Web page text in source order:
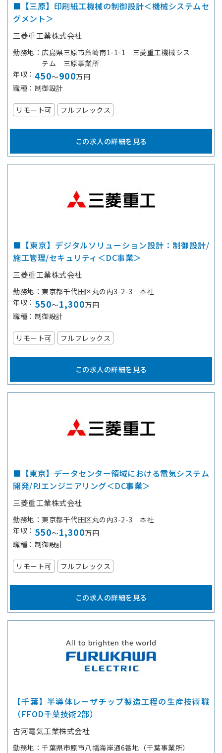
■【三原】印刷紙工機械の制御設計＜機械システムセ
グメント＞
三菱重工業株式会社
勤務地
広島県三原市糸崎南1-1-1 三菱重工機械シス
テム 三原事業所
年収
450～900万円
職種
制御設計
リモート可 フルフレックス
この求人の詳細を見る
■【東京】デジタルソリューション設計：制御設計/
施工管理/セキュリティ＜DC事業＞
三菱重工業株式会社
勤務地
東京都千代田区丸の内3-2-3 本社
年収
550～1,300万円
職種
制御設計
リモート可 フルフレックス
この求人の詳細を見る
■【東京】データセンター領域における電気システム
開発/PJエンジニアリング＜DC事業＞
三菱重工業株式会社
勤務地
東京都千代田区丸の内3-2-3 本社
年収
550～1,300万円
職種
制御設計
リモート可 フルフレックス
この求人の詳細を見る
【千葉】半導体レーザチップ製造工程の生産技術職
（FFOD千葉技術2部）
古河電気工業株式会社
勤務地
千葉県市原市八幡海岸通6番地（千葉事業所）